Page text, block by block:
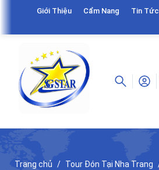
Giới Thiệu Cẩm Nang Tin Tức
Trang chủ
Tour Đón Tại Nha Trang